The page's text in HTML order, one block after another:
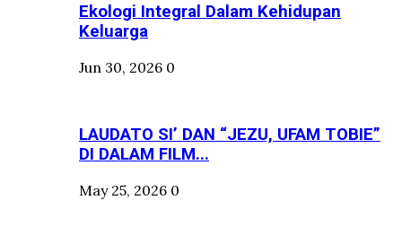
Ekologi Integral Dalam Kehidupan
Keluarga
Jun 30, 2026 0
LAUDATO SI’ DAN “JEZU, UFAM TOBIE”
DI DALAM FILM...
May 25, 2026 0